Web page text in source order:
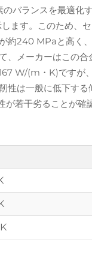
バランスを最適化
す。このため、
240 MPaと高く
メーカーはこの
W/(m・K)です
は一般に低下す
若干劣ることが確